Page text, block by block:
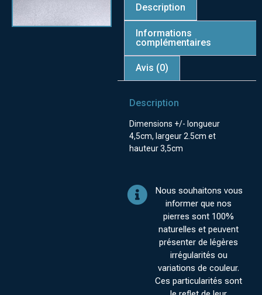
Description
Informations
complémentaires
Avis (0)
Description
Dimensions +/- longueur
4,5cm, largeur 2.5cm et
hauteur 3,5cm
Nous souhaitons vous
informer que nos
pierres sont 100%
naturelles et peuvent
présenter de légères
irrégularités ou
variations de couleur.
Ces particularités sont